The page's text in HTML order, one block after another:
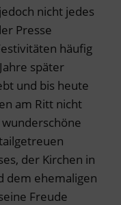
nicht jedes
Presse
häufig
später
und bis heute
am Ritt nicht
der Kirchen in
dem ehemaligen
Freude